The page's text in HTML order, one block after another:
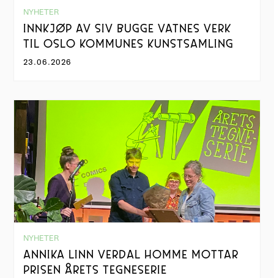
NYHETER
INNKJØP AV SIV BUGGE VATNES VERK
TIL OSLO KOMMUNES KUNSTSAMLING
23.06.2026
NYHETER
ANNIKA LINN VERDAL HOMME MOTTAR
PRISEN ÅRETS TEGNESERIE